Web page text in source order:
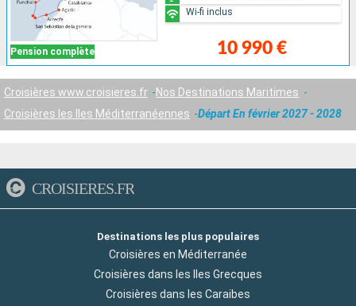
Pension complète 10 990 €
Wi-fi inclus
Croisières www.croisieres.fr
Nos Destinations Maritimes
Croisières les Iles Méditerranéennes
Départ En février 2027 - 2028
CROISIERES.FR
Destinations les plus populaires
Croisières en Méditerranée
Croisières dans les Iles Grecques
Croisières dans les Caraibes